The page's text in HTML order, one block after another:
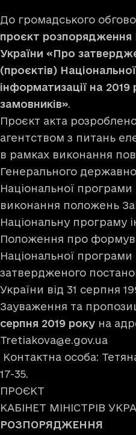
До громадського
проєкт розпорядження
України «Про
(проєктів)
інформатизації на 2019
замовників».
Проєкт акта
агентством з питань
в рамках виконання
Генерального
Національної програми
виконання положень
Національну програму
Положення про
Національної програми
затвердженого
України від 31 серпня
Зауваження та
серпня 2019 року на
Tretiakova@e.gov.ua
Контактна особа:
17-35.
ПРОЄКТ
КАБІНЕТ МІНІСТРІВ
РОЗПОРЯДЖЕННЯ